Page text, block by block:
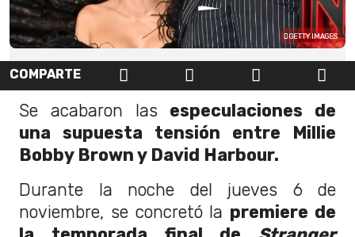
GETTY IMAGES
COMPARTE
Se acabaron las especulaciones de
una supuesta tensión entre Millie
Bobby Brown y David Harbour.
Durante la noche del jueves 6 de
noviembre, se concretó la premiere de